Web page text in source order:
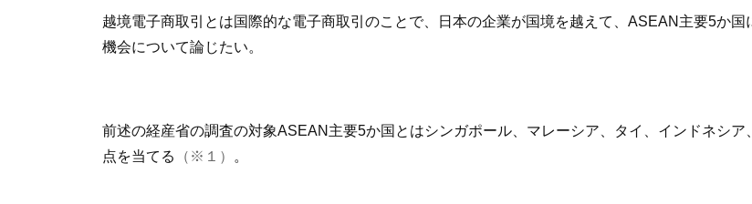
越境電子商取引とは国際的な電子商取引のことで、日本の企業が国境を越えて、ASEAN主要5か
機会について論じたい。
前述の経産省の調査の対象ASEAN主要5か国とはシンガポール、マレーシア、タイ、インドネシ
点を当てる
（※１） 。